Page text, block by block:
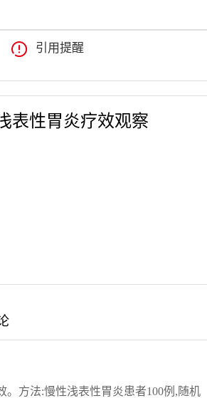
引用提醒
表性胃炎疗效观察
方法:慢性浅表性胃炎患者100例,随机